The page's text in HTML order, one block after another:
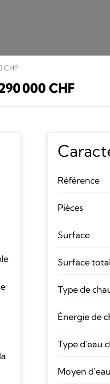
CHF
000 CHF
Référence
Pièces
Surface
Surface
Type de
Énergie de
Type d'eau
Moyen